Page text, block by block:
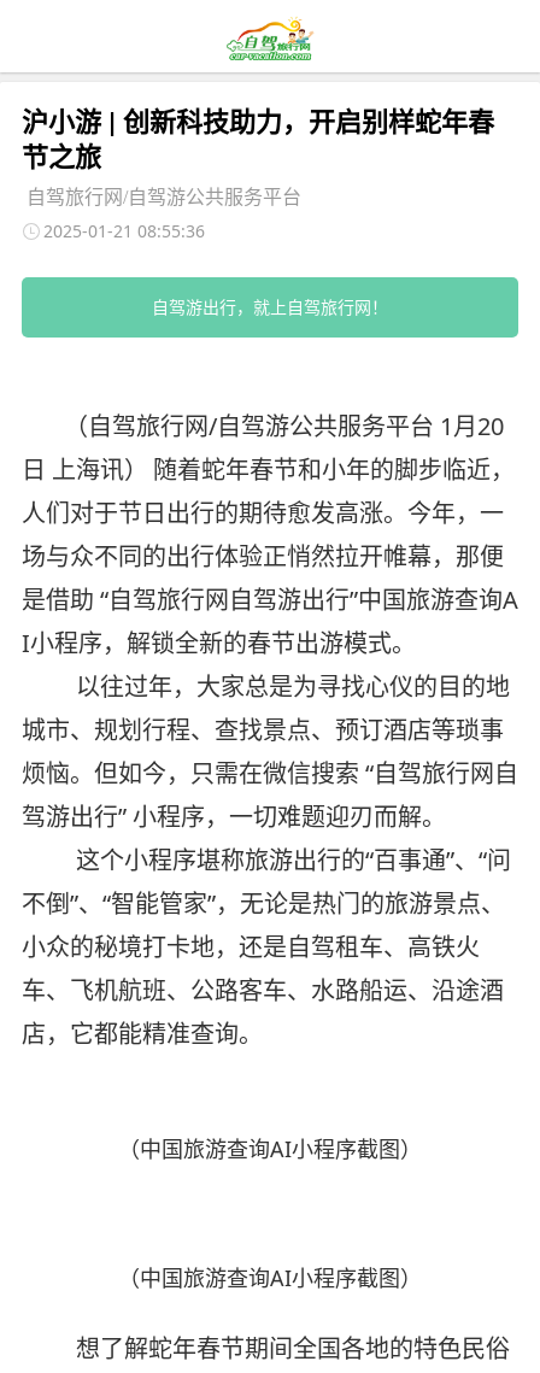
沪小游 | 创新科技助力，开启别样蛇年春
节之旅
自驾旅行网/自驾游公共服务平台
2025-01-21 08:55:36
自驾游出行，就上自驾旅行网！
（自驾旅行网/自驾游公共服务平台 1月20
日 上海讯）
随着蛇年春节和小年的脚步临近，
人们对于节日出行的期待愈发高涨。今年，一
场与众不同的出行体验正悄然拉开帷幕，那便
是借助 “自驾旅行网自驾游出行”中国旅游查询A
I小程序，解锁全新的春节出游模式。
以往过年，大家总是为寻找心仪的目的地
城市、规划行程、查找景点、预订酒店等琐事
烦恼。但如今，只需在微信搜索 “自驾旅行网自
驾游出行” 小程序，一切难题迎刃而解。
这个小程序堪称旅游出行的“百事通”、“问
不倒”、“智能管家”，无论是热门的旅游景点、
小众的秘境打卡地，还是自驾租车、高铁火
车、飞机航班、公路客车、水路船运、沿途酒
店，它都能精准查询。
（中国旅游查询AI小程序截图）
（中国旅游查询AI小程序截图）
想了解蛇年春节期间全国各地的特色民俗